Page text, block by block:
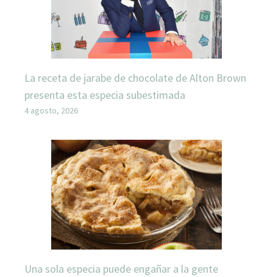
La receta de jarabe de chocolate de Alton Brown
presenta esta especia subestimada
4 agosto, 2026
Una sola especia puede engañar a la gente